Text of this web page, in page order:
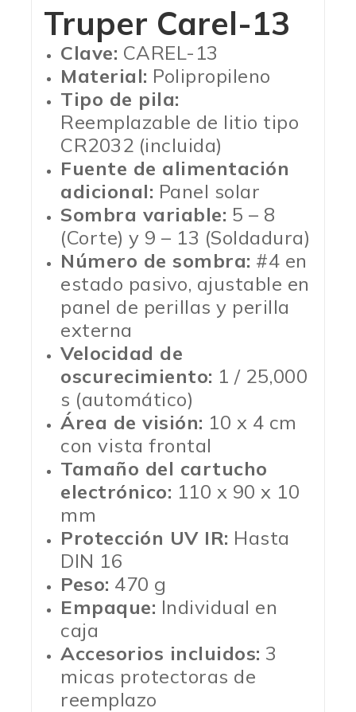
Truper Carel-13
Clave: CAREL-13
Material: Polipropileno
Tipo de pila:
Reemplazable de litio tipo
CR2032 (incluida)
Fuente de alimentación
adicional: Panel solar
Sombra variable: 5 – 8
(Corte) y 9 – 13 (Soldadura)
Número de sombra: #4 en
estado pasivo, ajustable en
panel de perillas y perilla
externa
Velocidad de
oscurecimiento: 1 / 25,000
s (automático)
Área de visión: 10 x 4 cm
con vista frontal
Tamaño del cartucho
electrónico: 110 x 90 x 10
mm
Protección UV IR: Hasta
DIN 16
Peso: 470 g
Empaque: Individual en
caja
Accesorios incluidos: 3
micas protectoras de
reemplazo